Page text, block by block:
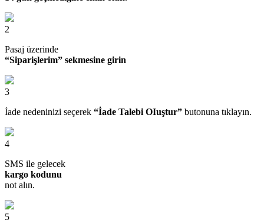
2
Pasaj üzerinde
“Siparişlerim” sekmesine girin
3
İade nedeninizi seçerek “İade Talebi OIuştur” butonuna tıklayın.
4
SMS ile gelecek
kargo kodunu
not alın.
5